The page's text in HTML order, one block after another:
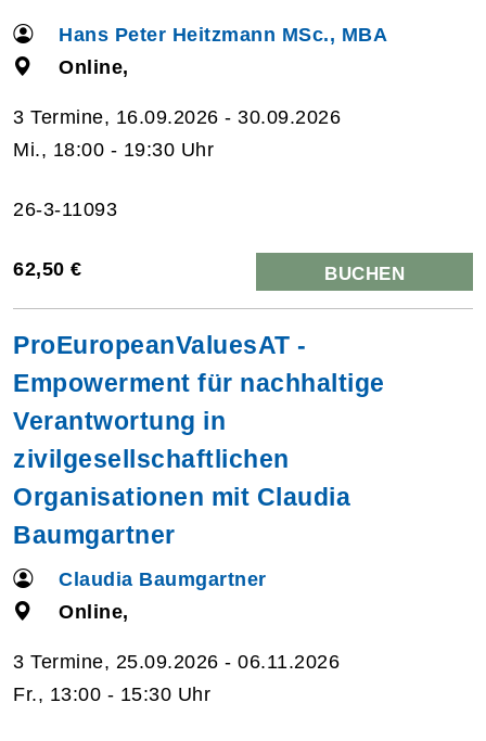
Hans Peter Heitzmann MSc., MBA
Online,
3 Termine, 16.09.2026 - 30.09.2026
Mi., 18:00 - 19:30 Uhr
26-3-11093
62,50 € BUCHEN
ProEuropeanValuesAT -
Empowerment für nachhaltige
Verantwortung in
zivilgesellschaftlichen
Organisationen mit Claudia
Baumgartner
Claudia Baumgartner
Online,
3 Termine, 25.09.2026 - 06.11.2026
Fr., 13:00 - 15:30 Uhr